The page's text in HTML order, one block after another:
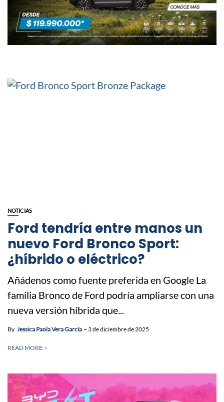
NOTICIAS
Ford tendría entre manos un
nuevo Ford Bronco Sport:
¿híbrido o eléctrico?
Añádenos como fuente preferida en Google La
familia Bronco de Ford podría ampliarse con una
nueva versión híbrida que...
By Jessica Paola Vera García 3 de diciembre de 2025
READ MORE